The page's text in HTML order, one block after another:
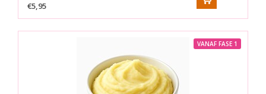
€5,95
VANAF FASE 1